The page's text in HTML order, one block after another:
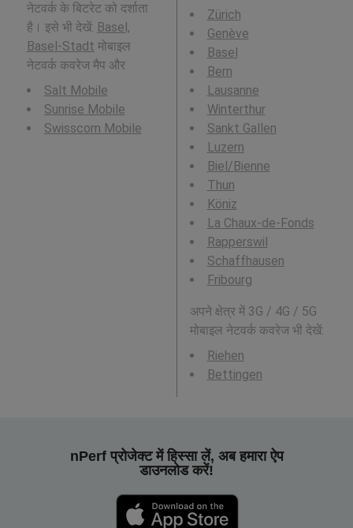
नेटवर्क के बिटरेट को दर्शाता
है। इसे भी देखें: Basel,
Basel-Stadt मोबाइल
नेटवर्क कवरेज मैप और
Salt Mobile
Sunrise Mobile
Swisscom Mobile
Zürich
Genève
Basel
Bern
Lausanne
Winterthur
Sankt Gallen
Luzern
Biel/Bienne
Thun
Köniz
La Chaux-de-Fonds
Rapperswil
Schaffhausen
Fribourg
अपने क्षेत्र में 3G / 4G / 5G
मोबाइल नेटवर्क कवरेज भी देखें:
Riehen
Bettingen
nPerf प्रोजेक्ट में हिस्सा लें, अब हमारा ऐप
डाउनलोड करें!